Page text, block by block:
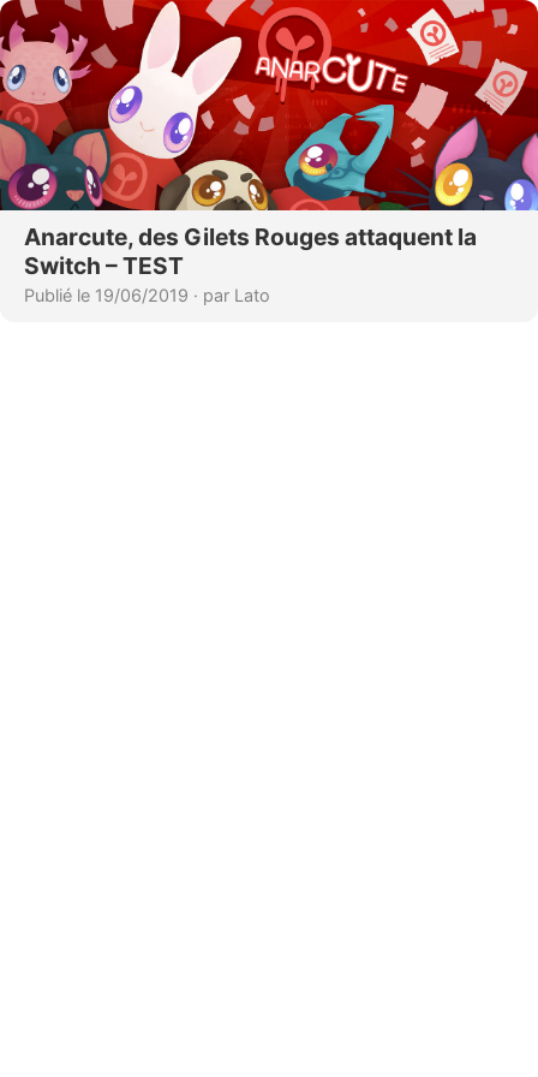
Anarcute, des Gilets Rouges attaquent la
Switch – TEST
Publié le 19/06/2019 · par Lato